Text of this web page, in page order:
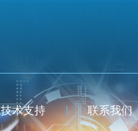
技术支持 联系我们